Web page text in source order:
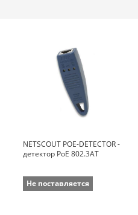
NETSCOUT POE-DETECTOR -
детектор PoE 802.3AT
Не поставляется